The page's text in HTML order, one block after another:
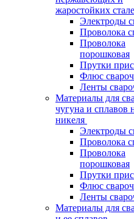
жаростойких
Электроды
Проволока
Проволока
порошковая
Прутки
Флюс
Ленты
Материалы для
чугуна и сплавов
никеля
Электроды
Проволока
Проволока
порошковая
Прутки
Флюс
Ленты
Материалы для